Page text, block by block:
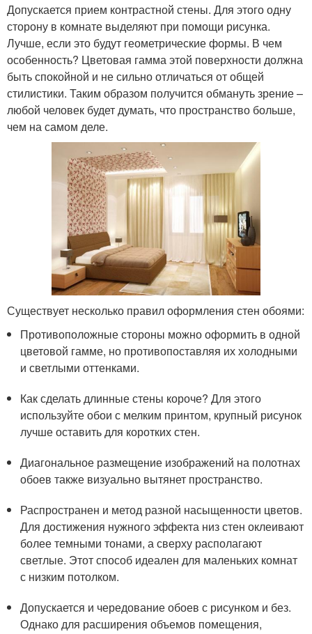
Допускается прием контрастной стены. Для этого одну
сторону в комнате выделяют при помощи рисунка.
Лучше, если это будут геометрические формы. В чем
особенность? Цветовая гамма этой поверхности должна
быть спокойной и не сильно отличаться от общей
стилистики. Таким образом получится обмануть зрение –
любой человек будет думать, что пространство больше,
чем на самом деле.
Существует несколько правил оформления стен обоями:
Противоположные стороны можно оформить в одной
цветовой гамме, но противопоставляя их холодными
и светлыми оттенками.
Как сделать длинные стены короче? Для этого
используйте обои с мелким принтом, крупный рисунок
лучше оставить для коротких стен.
Диагональное размещение изображений на полотнах
обоев также визуально вытянет пространство.
Распространен и метод разной насыщенности цветов.
Для достижения нужного эффекта низ стен оклеивают
более темными тонами, а сверху располагают
светлые. Этот способ идеален для маленьких комнат
с низким потолком.
Допускается и чередование обоев с рисунком и без.
Однако для расширения объемов помещения,